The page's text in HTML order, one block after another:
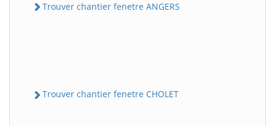
Trouver chantier fenetre ANGERS
Trouver chantier fenetre CHOLET